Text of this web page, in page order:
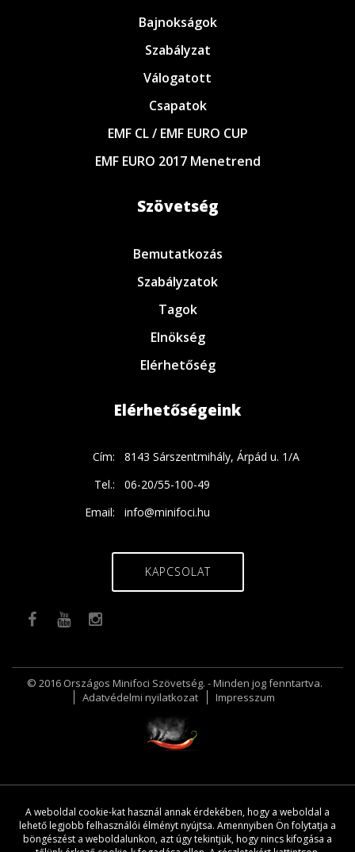
Bajnokságok
Szabályzat
Válogatott
Csapatok
EMF CL / EMF EURO CUP
EMF EURO 2017 Menetrend
Szövetség
Bemutatkozás
Szabályzatok
Tagok
Elnökség
Elérhetőség
Elérhetőségeink
Cím:
8143 Sárszentmihály, Árpád u. 1/A
Tel.:
06-20/55-100-49
Email:
info@minifoci.hu
KAPCSOLAT
© 2016 Országos Minifoci Szövetség. - Minden jog fenntartva.
Adatvédelmi nyilatkozat
Impresszum
A weboldal cookie-kat használ annak érdekében, hogy a weboldal a
lehető legjobb felhasználói élményt nyújtsa. Amennyiben Ön folytatja a
böngészést a weboldalunkon, azt úgy tekintjük, hogy nincs kifogása a